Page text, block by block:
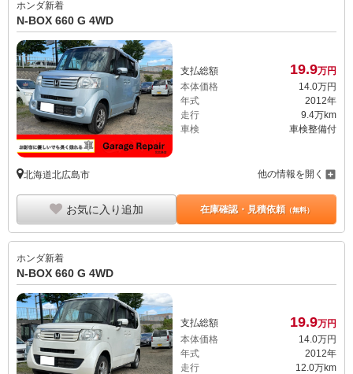
ホンダ新着
N-BOX 660 G 4WD
支払総額 19.9万円
本体価格
14.0万円
年式
2012年
走行
9.4万km
車検
車検整備付
北海道北広島市 他の情報を開く
お気に入り追加 在庫確認・見積依頼（無料）
ホンダ新着
N-BOX 660 G 4WD
支払総額 19.9万円
本体価格
14. 0万円
年式
2012年
走行
12.0万km